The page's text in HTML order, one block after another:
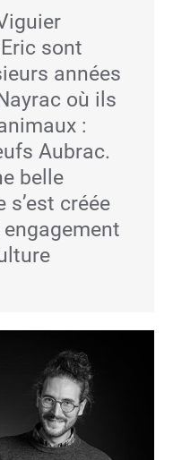
sont
années
où ils
:
Aubrac.
belle
créée